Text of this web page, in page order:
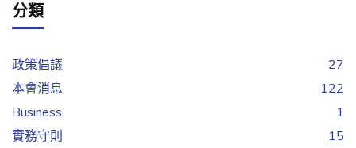
分類
政策倡議
27
本會消息
122
Business
1
實務守則
15